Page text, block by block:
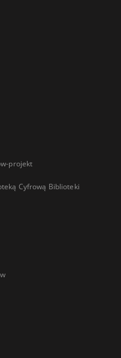
projekt
Cyfrową Biblioteki